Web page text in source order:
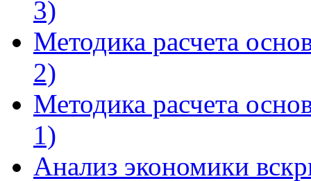
3)
Методика расчета
2)
Методика расчета
1)
Анализ экономики